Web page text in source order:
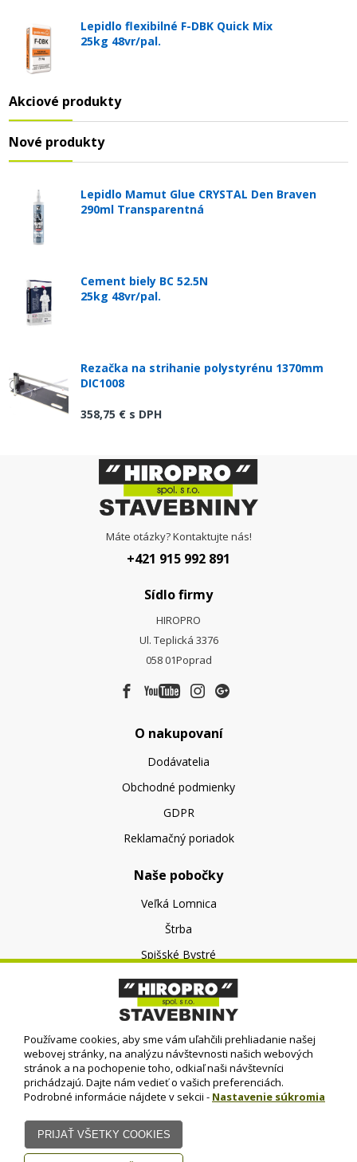
Lepidlo flexibilné F-DBK Quick Mix
25kg 48vr/pal.
Akciové produkty
Nové produkty
Lepidlo Mamut Glue CRYSTAL Den Braven
290ml Transparentná
Cement biely BC 52.5N
25kg 48vr/pal.
Rezačka na strihanie polystyrénu 1370mm
DIC1008
358,75 € s DPH
Máte otázky? Kontaktujte nás!
+421 915 992 891
Sídlo firmy
HIROPRO
Ul. Teplická 3376
058 01Poprad
O nakupovaní
Dodávatelia
Obchodné podmienky
GDPR
Reklamačný poriadok
Naše pobočky
Veľká Lomnica
Štrba
Spišské Bystré
O nás
O spoločnosti
Kontakt
Používame cookies, aby sme vám uľahčili prehliadanie našej
webovej stránky, na analýzu návštevnosti našich webových
stránok a na pochopenie toho, odkiaľ naši návštevníci
prichádzajú. Dajte nám vedieť o vašich preferenciách.
Podrobné informácie nájdete v sekcii - Nastavenie súkromia